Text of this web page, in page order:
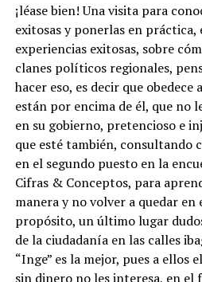
¡léase bien! Una visita para
exitosas y ponerlas en práctica,
experiencias exitosas, sobre
clanes políticos regionales,
hacer eso, es decir que
están por encima de él, que no
en su gobierno, pretencioso e
que esté también, consultando
en el segundo puesto en la
Cifras & Conceptos, para
manera y no volver a quedar
propósito, un último lugar
de la ciudadanía en las calles
“Inge” es la mejor, pues a ellos
sin dinero no les interesa, en el